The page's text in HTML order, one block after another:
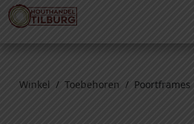
Winkel / Toebehoren / Poortframes